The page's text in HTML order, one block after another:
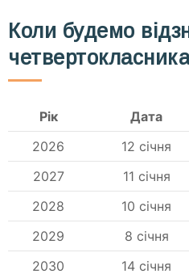
Коли будемо
Рік Дата
2026
12 січня
2027
11 січня
2028
10 січня
2029
8 січня
2030
14 січня